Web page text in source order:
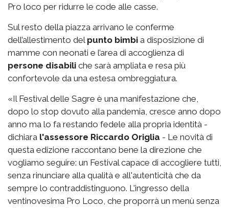
Pro loco per ridurre le code alle casse.
Sul resto della piazza arrivano le conferme
dell’allestimento del punto bimbi a disposizione di
mamme con neonati e l’area di accoglienza di
persone disabili che sarà ampliata e resa più
confortevole da una estesa ombreggiatura.
«Il Festival delle Sagre è una manifestazione che,
dopo lo stop dovuto alla pandemia, cresce anno dopo
anno ma lo fa restando fedele alla propria identità -
dichiara l'assessore Riccardo Origlia - Le novità di
questa edizione raccontano bene la direzione che
vogliamo seguire: un Festival capace di accogliere tutti,
senza rinunciare alla qualità e all'autenticità che da
sempre lo contraddistinguono. L'ingresso della
ventinovesima Pro Loco, che proporrà un menù senza